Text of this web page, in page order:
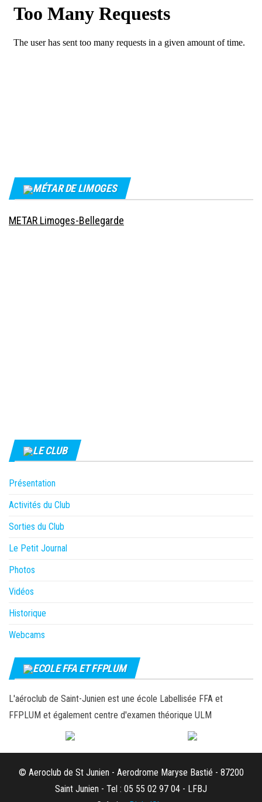
MÉTAR DE LIMOGES
METAR Limoges-Bellegarde
LE CLUB
Présentation
Activités du Club
Sorties du Club
Le Petit Journal
Photos
Vidéos
Historique
Webcams
ECOLE FFA ET FFPLUM
L'aéroclub de Saint-Junien est une école Labellisée FFA et
FFPLUM et également centre d'examen théorique ULM
© Aeroclub de St Junien - Aerodrome Maryse Bastié - 87200
Saint Junien - Tel : 05 55 02 97 04 - LFBJ